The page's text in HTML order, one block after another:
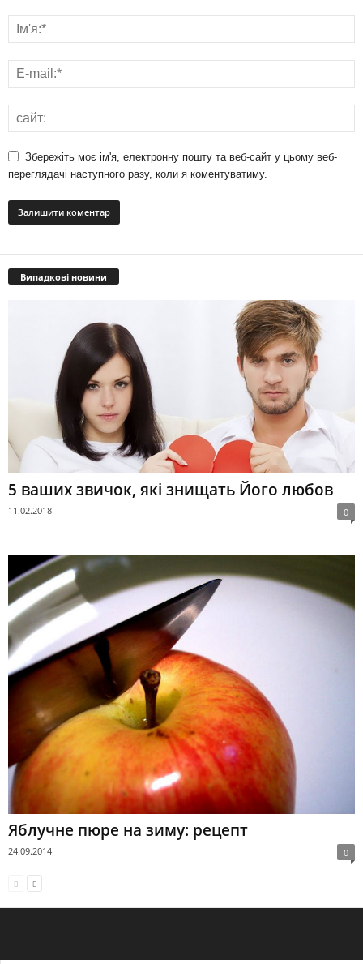
Збережіть моє ім'я, електронну пошту та веб-сайт у цьому веб-
переглядачі наступного разу, коли я коментуватиму.
Випадкові новини
5 ваших звичок, які знищать Його любов
11.02.2018 0
Яблучне пюре на зиму: рецепт
24.09.2014 0